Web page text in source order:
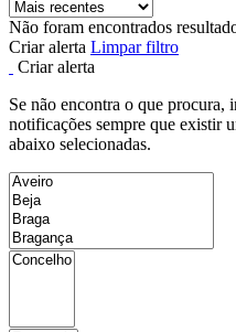
Não foram encontrados
Criar alerta Limpar filtro
Criar alerta
Se não encontra o que procura,
notificações sempre que existir
abaixo selecionadas.